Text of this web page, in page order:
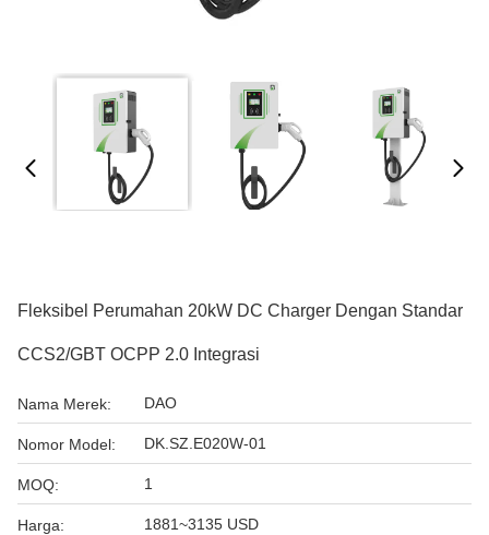
Fleksibel Perumahan 20kW DC Charger Dengan Standar
CCS2/GBT OCPP 2.0 Integrasi
Nama Merek: DAO
Nomor Model: DK.SZ.E020W-01
MOQ: 1
Harga: 1881~3135 USD